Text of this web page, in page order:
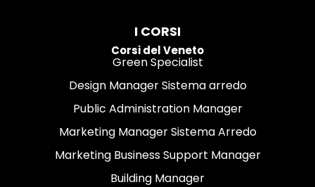
I CORSI
Corsi del Veneto
Green Specialist
Design Manager Sistema arredo
Public Administration Manager
Marketing Manager Sistema Arredo
Marketing Business Support Manager
Building Manager